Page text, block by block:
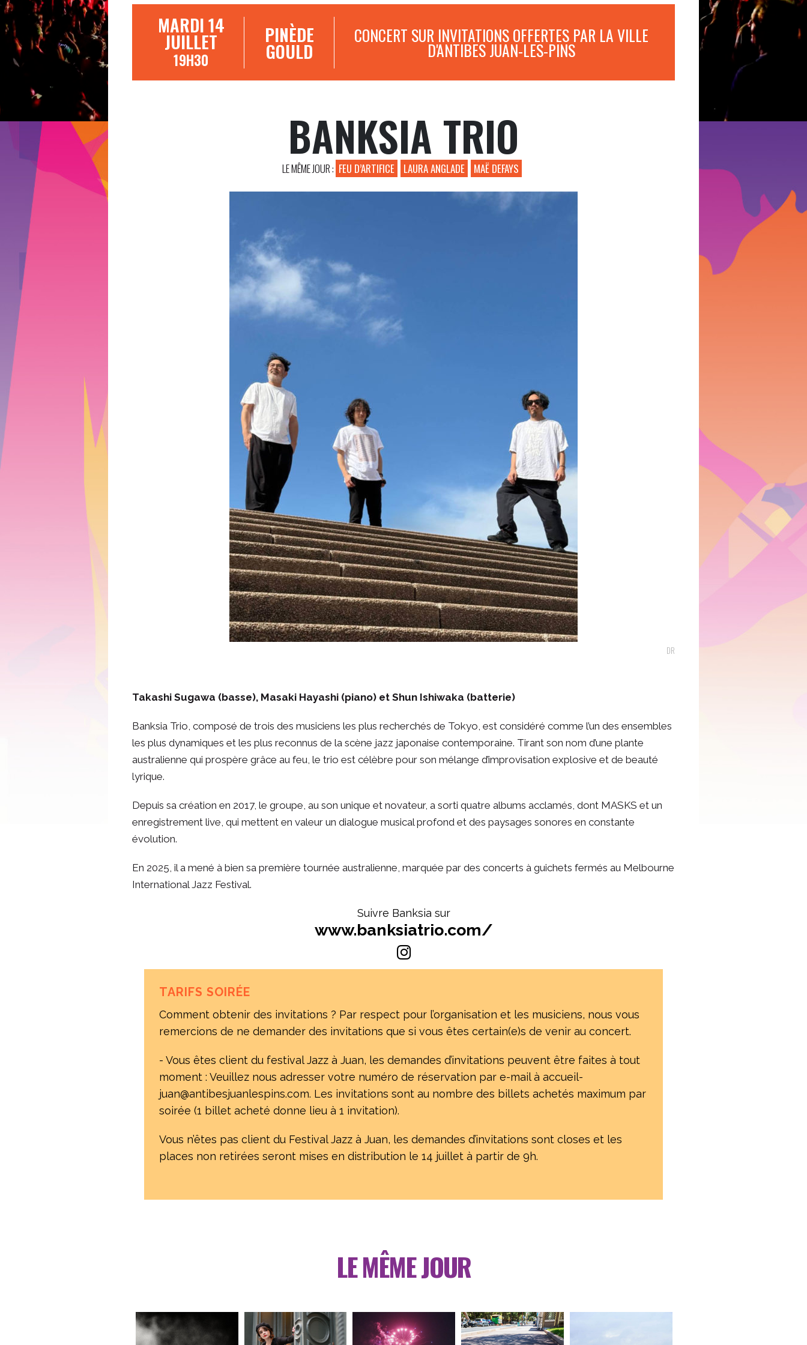
MARDI 14
JUILLET
19H30
PINÈDE
GOULD
CONCERT SUR INVITATIONS OFFERTES PAR LA VILLE
D'ANTIBES JUAN-LES-PINS
BANKSIA TRIO
LE MÊME JOUR : FEU D’ARTIFICE LAURA ANGLADE MAË DEFAYS
DR
Takashi Sugawa (basse), Masaki Hayashi (piano) et Shun Ishiwaka (batterie)
Banksia Trio, composé de trois des musiciens les plus recherchés de Tokyo, est considéré comme l’un des ensembles
les plus dynamiques et les plus reconnus de la scène jazz japonaise contemporaine. Tirant son nom d’une plante
australienne qui prospère grâce au feu, le trio est célèbre pour son mélange d’improvisation explosive et de beauté
lyrique.
Depuis sa création en 2017, le groupe, au son unique et novateur, a sorti quatre albums acclamés, dont MASKS et un
enregistrement live, qui mettent en valeur un dialogue musical profond et des paysages sonores en constante
évolution.
En 2025, il a mené à bien sa première tournée australienne, marquée par des concerts à guichets fermés au Melbourne
International Jazz Festival.
Suivre Banksia sur
www.banksiatrio.com/
TARIFS SOIRÉE
Comment obtenir des invitations ? Par respect pour l’organisation et les musiciens, nous vous
remercions de ne demander des invitations que si vous êtes certain(e)s de venir au concert.
- Vous êtes client du festival Jazz à Juan, les demandes d’invitations peuvent être faites à tout
moment : Veuillez nous adresser votre numéro de réservation par e-mail à accueil-
juan@antibesjuanlespins.com. Les invitations sont au nombre des billets achetés maximum par
soirée (1 billet acheté donne lieu à 1 invitation).
Vous n’êtes pas client du Festival Jazz à Juan, les demandes d’invitations sont closes et les
places non retirées seront mises en distribution le 14 juillet à partir de 9h.
LE MÊME JOUR
Suivez-nous